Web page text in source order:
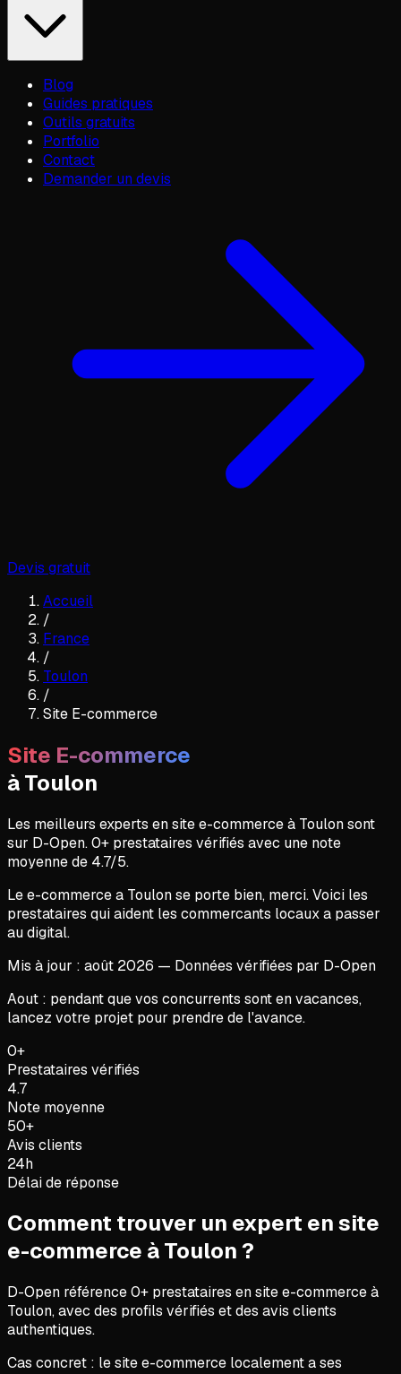
Blog
Guides pratiques
Outils gratuits
Portfolio
Contact
Demander un devis
Devis gratuit
Accueil
/
France
/
Toulon
/
Site E-commerce
Site E-commerce
àToulon
Les meilleurs experts ensite e-commerceà Toulonsont
sur D-Open.0+ prestataires vérifiés avec une note
moyenne de 4.7/5.
Le e-commerce a Toulon se porte bien, merci. Voici les
prestataires qui aident les commercants locaux a passer
au digital.
Mis à jour : août 2026 — Données vérifiées par D-Open
Aout : pendant que vos concurrents sont en vacances,
lancez votre projet pour prendre de l'avance.
0+
Prestataires vérifiés
4.7
Note moyenne
50+
Avis clients
24h
Délai de réponse
Comment trouver un expert ensite
e-commerce àToulon?
D-Open référence0+ prestataires ensite e-commerceà
Toulon, avec des profils vérifiés et des avis clients
authentiques.
Cas concret : le site e-commerce localement a ses